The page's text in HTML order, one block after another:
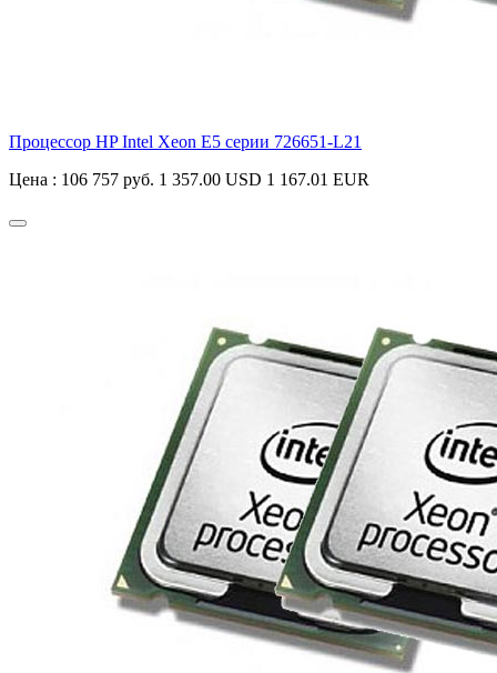
Процессор HP Intel Xeon E5 серии 726651-L21
Цена : 106 757 руб. 1 357.00 USD 1 167.01 EUR